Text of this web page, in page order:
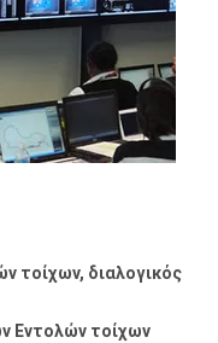
τοίχων, διαλογικός
Εντολών τοίχων